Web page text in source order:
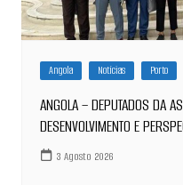
Angola Notícias Porto
ANGOLA – DEPUTADOS DA
DESENVOLVIMENTO E
3 Agosto 2026